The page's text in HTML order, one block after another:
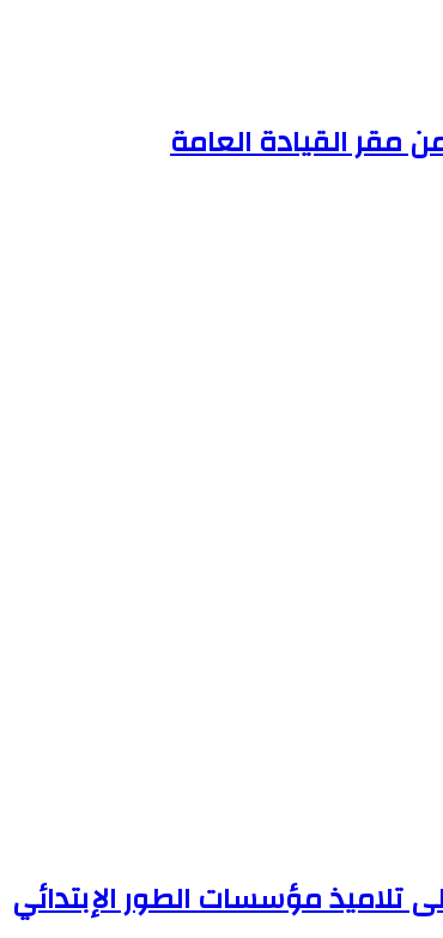
مقر القيادة العامة
تلاميذ مؤسسات الطور الإبتدائي